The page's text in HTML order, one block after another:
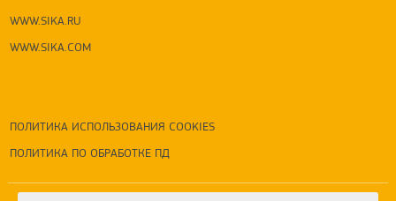
WWW.SIKA.RU
WWW.SIKA.COM
ПОЛИТИКА ИСПОЛЬЗОВАНИЯ COOKIES
ПОЛИТИКА ПО ОБРАБОТКЕ ПД